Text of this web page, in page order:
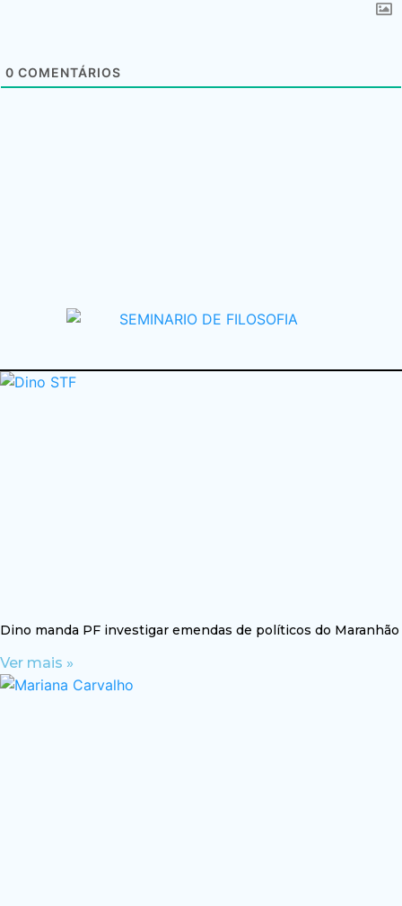
0 COMENTÁRIOS
Dino manda PF investigar emendas de políticos do Maranhão
Ver mais »